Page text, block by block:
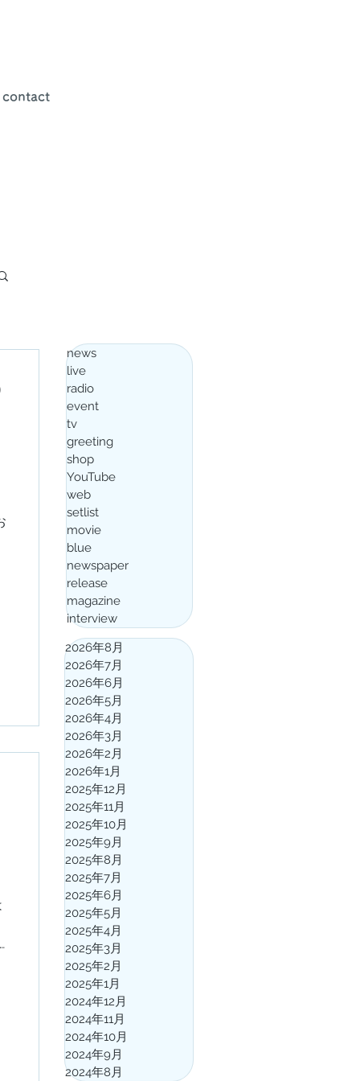
contact
news
live
radio
event
tv
greeting
shop
YouTube
web
setlist
movie
blue
newspaper
release
magazine
interview
2026年8月
2026年7月
2026年6月
2026年5月
2026年4月
2026年3月
2026年2月
2026年1月
2025年12月
2025年11月
2025年10月
2025年9月
2025年8月
2025年7月
2025年6月
2025年5月
2025年4月
2025年3月
2025年2月
2025年1月
2024年12月
2024年11月
2024年10月
2024年9月
2024年8月